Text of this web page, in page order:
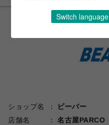
ショップ名
ビーバー
店舗名
名古屋PARCO
Switch language